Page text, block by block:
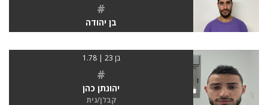
#
בן יהודה
בן 23 | 1.78
#
יהונתן כהן
קבלן/נית